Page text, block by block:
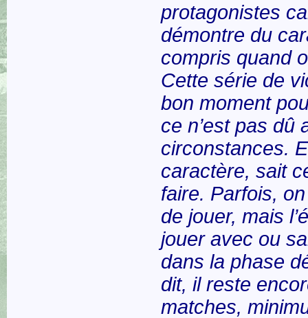
protagonistes
démontre du
compris quand
Cette série de
bon moment
ce n’est pas dû
circonstances.
caractère, sait
faire. Parfois,
de jouer, mais
jouer avec ou
dans la phase
dit, il reste
matches,